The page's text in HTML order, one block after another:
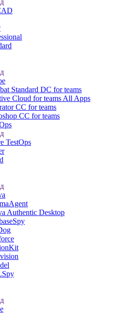
Standard DC for teams
Cloud for teams All Apps
CC for teams
CC for teams
TestOps
Authentic Desktop